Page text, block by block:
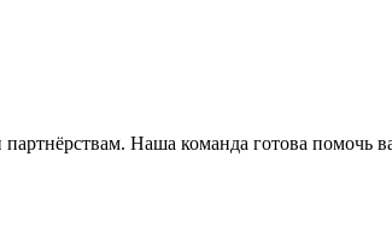
Наша команда готова помочь